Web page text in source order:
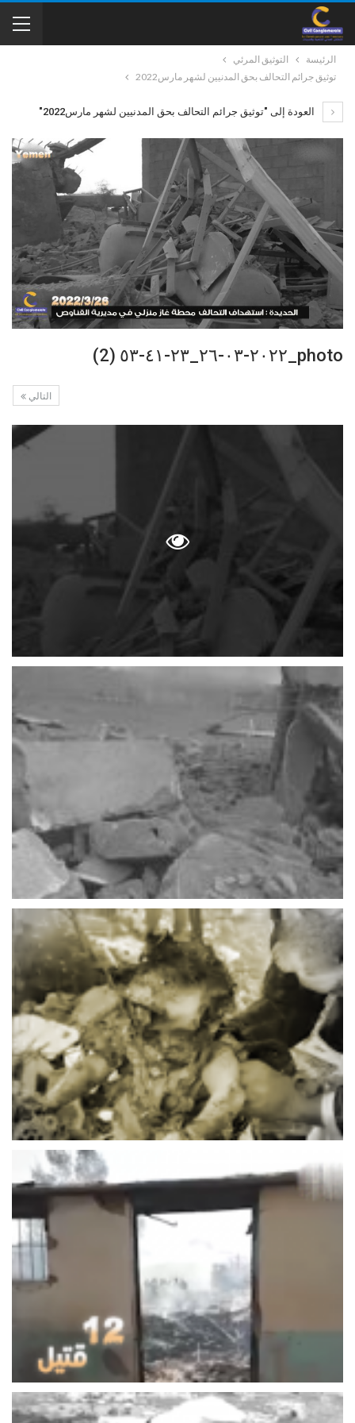
الرئيسة
التوثيق المرئي
توثيق جرائم التحالف بحق المدنيين لشهر مارس2022
العودة إلى "توثيق جرائم التحالف بحق المدنيين لشهر مارس2022"
photo_٢٠٢٢-٠٣-٢٦_٢٣-٤١-٥٣ (2)
التالي